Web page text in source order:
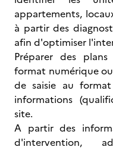
appartements,
à partir des
afin d'optimiser
Préparer des
format numérique
de saisie au
informations
site.
A partir des
d'intervention,